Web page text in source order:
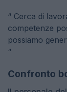
“ Cerca di
competenze
possiamo
“
Confronto